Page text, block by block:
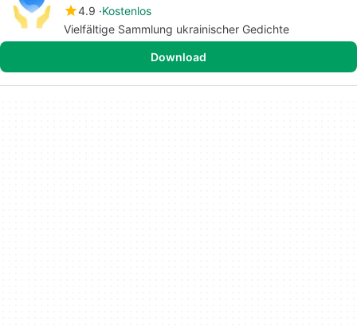
4.9 Kostenlos
Vielfältige Sammlung ukrainischer Gedichte
Download